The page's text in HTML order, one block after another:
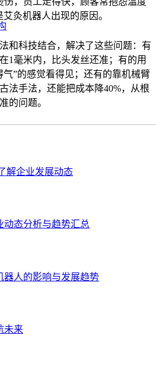
解企业发展动态
动态分析与趋势汇总
器人的影响与发展趋势
未来
灸机器人出现的原因。
和科技结合，解决了这些问题：有
1毫米内，比头发丝还准；有的用
”的感觉看得见；还有的靠机械臂
法手法，还能把成本降40%，从根
的问题。